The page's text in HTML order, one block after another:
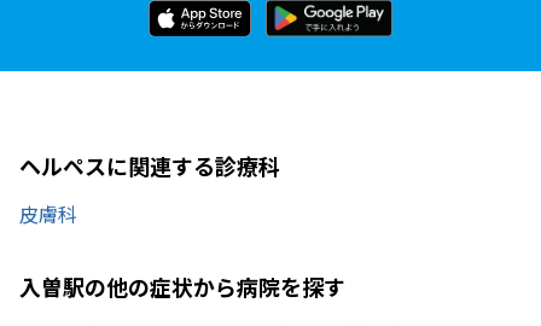
ヘルペスに関連する診療科
皮膚科
入曽駅の他の症状から病院を探す